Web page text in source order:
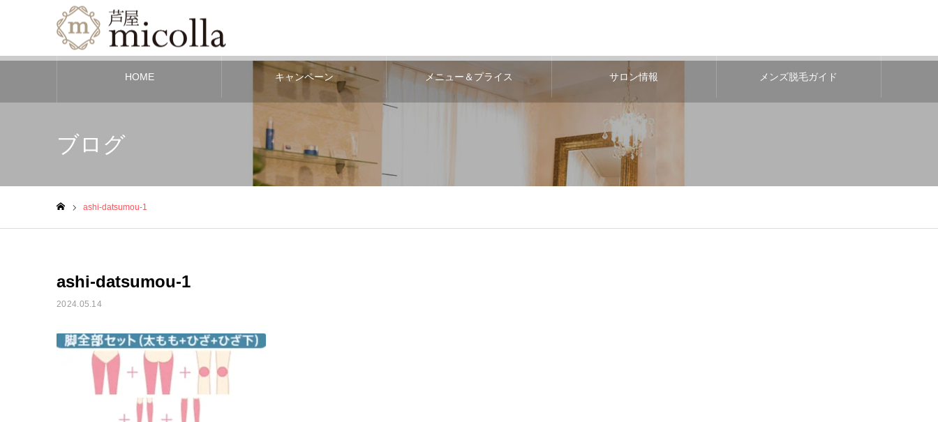
HOME キャンペーン メニュー＆プライス サロン情報 メンズ脱毛ガイド
ブログ
ashi-datsumou-1
ashi-datsumou-1
2024.05.14